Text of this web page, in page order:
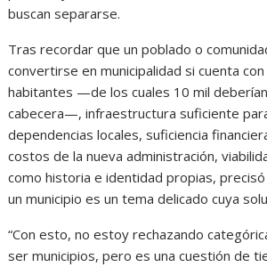
buscan separarse.
Tras recordar que un poblado o
convertirse en municipalidad si cuenta
habitantes —de los cuales 10 mil
cabecera—, infraestructura suficiente
dependencias locales, suficiencia
costos de la nueva administración,
como historia e identidad propias,
un municipio es un tema delicado cuya
“Con esto, no estoy rechazando
ser municipios, pero es una cuestión de